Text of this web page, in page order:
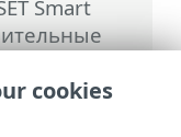
Smart
с экрана
cookies